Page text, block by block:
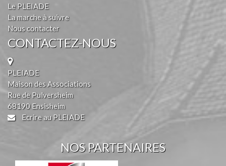
Le PLEIADE
La marche à suivre
Nous contacter
CONTACTEZ-NOUS
PLEIADE
Maison des Associations
Rue de Pulversheim
68190 Ensisheim
Ecrire au PLEIADE
NOS PARTENAIRES